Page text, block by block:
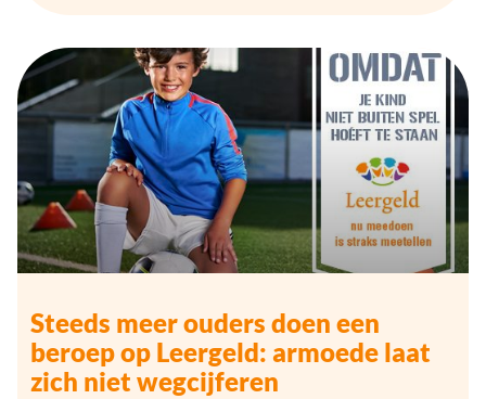
Steeds meer ouders doen een
beroep op Leergeld: armoede laat
zich niet wegcijferen